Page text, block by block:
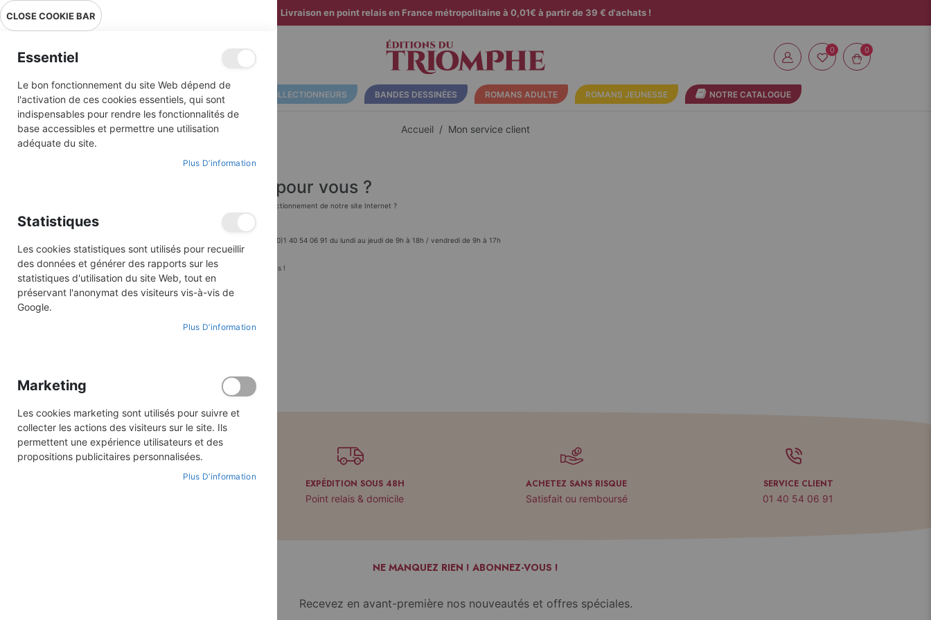
Livraison en point relais en France métropolitaine à 0,01€ à partir de 39 € d'achats !
0
ALBUMS ILLUSTRÉS BD COLLECTIONNEURS BANDES DESSINÉES ROMANS ADULTE ROMANS JEUNESSE NOTRE CATALOGUE
Accueil Mon service client
Que pouvons-nous faire pour vous ?
Un problème avec votre commande ? Une question sur le fonctionnement de notre site Internet ?
Vous trouverez peut-être votre réponse dans notre FAQ.
Si ce n'est pas le cas, contactez-nous par téléphone au +33 (0)1 40 54 06 91 du lundi au jeudi de 9h à 18h / vendredi de 9h à 17h
ou par e-mail :commande@editionsdutriomphe.fr
Nous nous ferons un plaisir de répondre à toutes vos questions !
EXPÉDITION SOUS 48H
Point relais & domicile
ACHETEZ SANS RISQUE
Satisfait ou remboursé
SERVICE CLIENT
01 40 54 06 91
NE MANQUEZ RIEN ! ABONNEZ-VOUS !
Recevez en avant-première nos nouveautés et offres spéciales.
CLOSE COOKIE BAR
Essentiel
Le bon fonctionnement du site Web dépend de
l'activation de ces cookies essentiels, qui sont
indispensables pour rendre les fonctionnalités de
base accessibles et permettre une utilisation
adéquate du site.
Plus D’information
Statistiques
Les cookies statistiques sont utilisés pour recueillir
des données et générer des rapports sur les
statistiques d'utilisation du site Web, tout en
préservant l'anonymat des visiteurs vis-à-vis de
Google.
Plus D’information
Marketing
Les cookies marketing sont utilisés pour suivre et
collecter les actions des visiteurs sur le site. Ils
permettent une expérience utilisateurs et des
propositions publicitaires personnalisées.
Plus D’information